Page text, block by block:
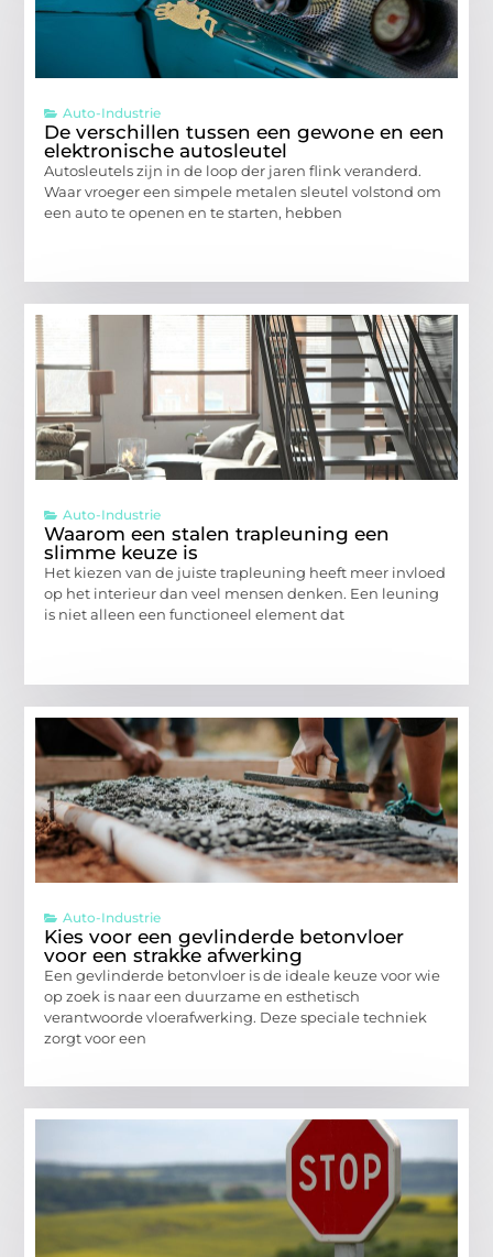
Auto-Industrie
De verschillen tussen een gewone en een
elektronische autosleutel
Autosleutels zijn in de loop der jaren flink veranderd.
Waar vroeger een simpele metalen sleutel volstond om
een auto te openen en te starten, hebben
Auto-Industrie
Waarom een stalen trapleuning een
slimme keuze is
Het kiezen van de juiste trapleuning heeft meer invloed
op het interieur dan veel mensen denken. Een leuning
is niet alleen een functioneel element dat
Auto-Industrie
Kies voor een gevlinderde betonvloer
voor een strakke afwerking
Een gevlinderde betonvloer is de ideale keuze voor wie
op zoek is naar een duurzame en esthetisch
verantwoorde vloerafwerking. Deze speciale techniek
zorgt voor een